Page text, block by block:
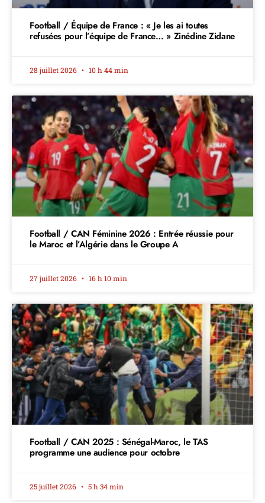
Football / Équipe de France : « Je les ai toutes
refusées pour l’équipe de France… » Zinédine Zidane
28 juillet 2026 10 h 44 min
Football / CAN Féminine 2026 : Entrée réussie pour
le Maroc et l’Algérie dans le Groupe A
27 juillet 2026 16 h 10 min
Football / CAN 2025 : Sénégal-Maroc, le TAS
programme une audience pour octobre
25 juillet 2026 5 h 34 min